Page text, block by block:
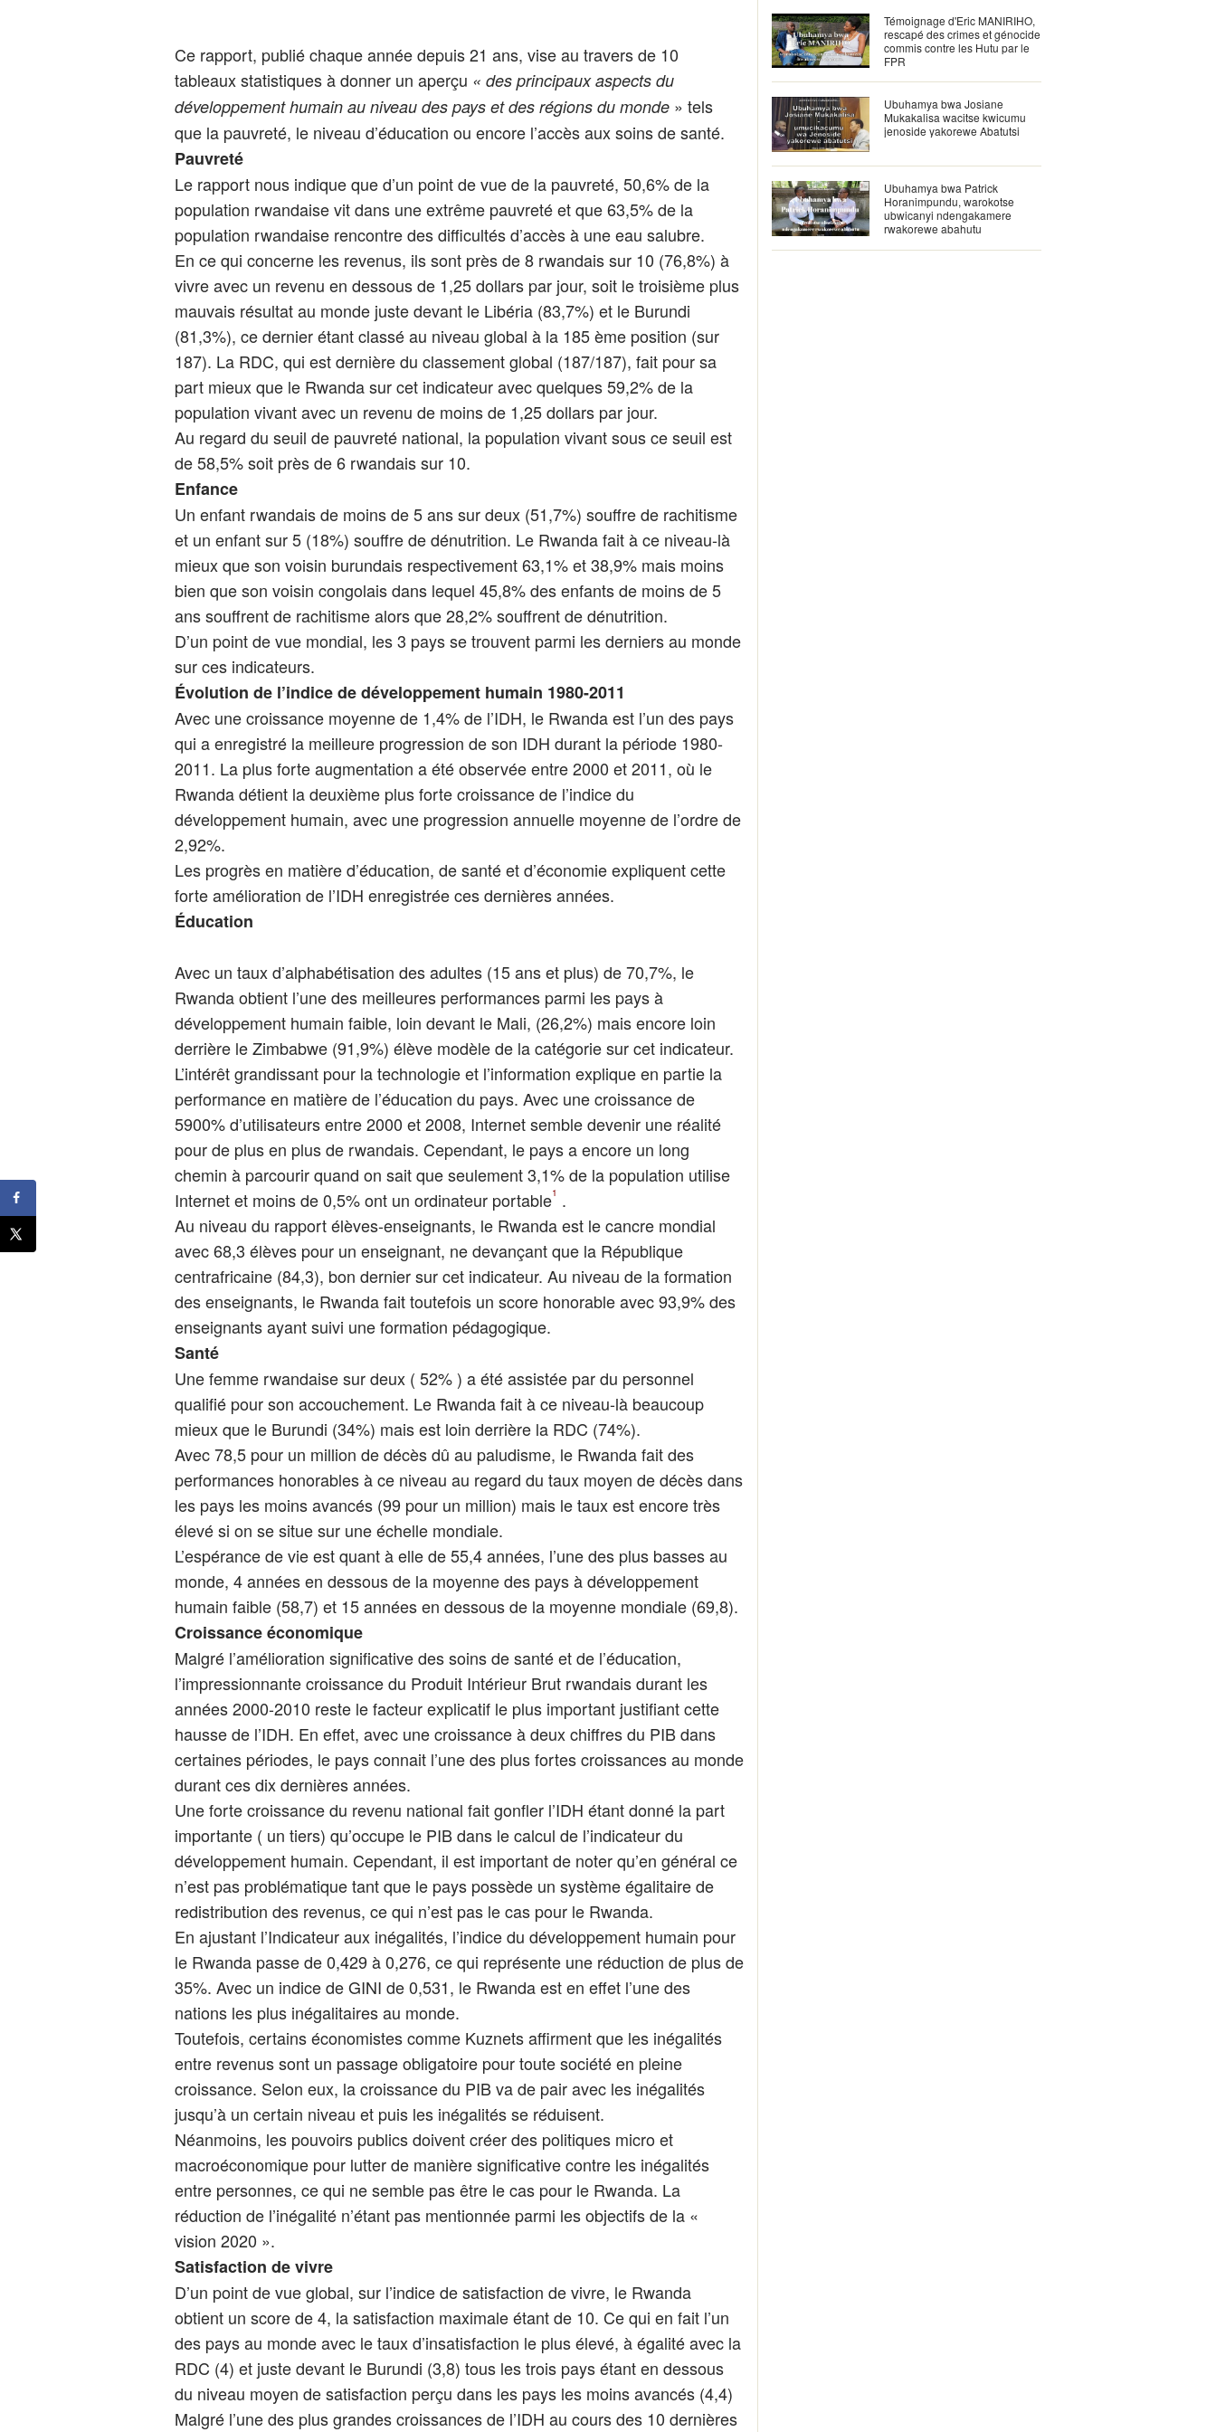
Ce rapport, publié chaque année depuis 21 ans, vise au travers de 10
tableaux statistiques à donner un aperçu « des principaux aspects du
développement humain au niveau des pays et des régions du monde » tels
que la pauvreté, le niveau d’éducation ou encore l’accès aux soins de santé.
Pauvreté
Le rapport nous indique que d’un point de vue de la pauvreté, 50,6% de la
population rwandaise vit dans une extrême pauvreté et que 63,5% de la
population rwandaise rencontre des difficultés d’accès à une eau salubre.
En ce qui concerne les revenus, ils sont près de 8 rwandais sur 10 (76,8%) à
vivre avec un revenu en dessous de 1,25 dollars par jour, soit le troisième plus
mauvais résultat au monde juste devant le Libéria (83,7%) et le Burundi
(81,3%), ce dernier étant classé au niveau global à la 185 ème position (sur
187). La RDC, qui est dernière du classement global (187/187), fait pour sa
part mieux que le Rwanda sur cet indicateur avec quelques 59,2% de la
population vivant avec un revenu de moins de 1,25 dollars par jour.
Au regard du seuil de pauvreté national, la population vivant sous ce seuil est
de 58,5% soit près de 6 rwandais sur 10.
Enfance
Un enfant rwandais de moins de 5 ans sur deux (51,7%) souffre de rachitisme
et un enfant sur 5 (18%) souffre de dénutrition. Le Rwanda fait à ce niveau-là
mieux que son voisin burundais respectivement 63,1% et 38,9% mais moins
bien que son voisin congolais dans lequel 45,8% des enfants de moins de 5
ans souffrent de rachitisme alors que 28,2% souffrent de dénutrition.
D’un point de vue mondial, les 3 pays se trouvent parmi les derniers au monde
sur ces indicateurs.
Évolution de l’indice de développement humain 1980-2011
Avec une croissance moyenne de 1,4% de l’IDH, le Rwanda est l’un des pays
qui a enregistré la meilleure progression de son IDH durant la période 1980-
2011. La plus forte augmentation a été observée entre 2000 et 2011, où le
Rwanda détient la deuxième plus forte croissance de l’indice du
développement humain, avec une progression annuelle moyenne de l’ordre de
2,92%.
Les progrès en matière d’éducation, de santé et d’économie expliquent cette
forte amélioration de l’IDH enregistrée ces dernières années.
Éducation
Avec un taux d’alphabétisation des adultes (15 ans et plus) de 70,7%, le
Rwanda obtient l’une des meilleures performances parmi les pays à
développement humain faible, loin devant le Mali, (26,2%) mais encore loin
derrière le Zimbabwe (91,9%) élève modèle de la catégorie sur cet indicateur.
L’intérêt grandissant pour la technologie et l’information explique en partie la
performance en matière de l’éducation du pays. Avec une croissance de
5900% d’utilisateurs entre 2000 et 2008, Internet semble devenir une réalité
pour de plus en plus de rwandais. Cependant, le pays a encore un long
chemin à parcourir quand on sait que seulement 3,1% de la population utilise
Internet et moins de 0,5% ont un ordinateur portable1 .
Au niveau du rapport élèves-enseignants, le Rwanda est le cancre mondial
avec 68,3 élèves pour un enseignant, ne devançant que la République
centrafricaine (84,3), bon dernier sur cet indicateur. Au niveau de la formation
des enseignants, le Rwanda fait toutefois un score honorable avec 93,9% des
enseignants ayant suivi une formation pédagogique.
Santé
Une femme rwandaise sur deux ( 52% ) a été assistée par du personnel
qualifié pour son accouchement. Le Rwanda fait à ce niveau-là beaucoup
mieux que le Burundi (34%) mais est loin derrière la RDC (74%).
Avec 78,5 pour un million de décès dû au paludisme, le Rwanda fait des
performances honorables à ce niveau au regard du taux moyen de décès dans
les pays les moins avancés (99 pour un million) mais le taux est encore très
élevé si on se situe sur une échelle mondiale.
L’espérance de vie est quant à elle de 55,4 années, l’une des plus basses au
monde, 4 années en dessous de la moyenne des pays à développement
humain faible (58,7) et 15 années en dessous de la moyenne mondiale (69,8).
Croissance économique
Malgré l’amélioration significative des soins de santé et de l’éducation,
l’impressionnante croissance du Produit Intérieur Brut rwandais durant les
années 2000-2010 reste le facteur explicatif le plus important justifiant cette
hausse de l’IDH. En effet, avec une croissance à deux chiffres du PIB dans
certaines périodes, le pays connait l’une des plus fortes croissances au monde
durant ces dix dernières années.
Une forte croissance du revenu national fait gonfler l’IDH étant donné la part
importante ( un tiers) qu’occupe le PIB dans le calcul de l’indicateur du
développement humain. Cependant, il est important de noter qu’en général ce
n’est pas problématique tant que le pays possède un système égalitaire de
redistribution des revenus, ce qui n’est pas le cas pour le Rwanda.
En ajustant l’Indicateur aux inégalités, l’indice du développement humain pour
le Rwanda passe de 0,429 à 0,276, ce qui représente une réduction de plus de
35%. Avec un indice de GINI de 0,531, le Rwanda est en effet l’une des
nations les plus inégalitaires au monde.
Toutefois, certains économistes comme Kuznets affirment que les inégalités
entre revenus sont un passage obligatoire pour toute société en pleine
croissance. Selon eux, la croissance du PIB va de pair avec les inégalités
jusqu’à un certain niveau et puis les inégalités se réduisent.
Néanmoins, les pouvoirs publics doivent créer des politiques micro et
macroéconomique pour lutter de manière significative contre les inégalités
entre personnes, ce qui ne semble pas être le cas pour le Rwanda. La
réduction de l’inégalité n’étant pas mentionnée parmi les objectifs de la «
vision 2020 ».
Satisfaction de vivre
D’un point de vue global, sur l’indice de satisfaction de vivre, le Rwanda
obtient un score de 4, la satisfaction maximale étant de 10. Ce qui en fait l’un
des pays au monde avec le taux d’insatisfaction le plus élevé, à égalité avec la
RDC (4) et juste devant le Burundi (3,8) tous les trois pays étant en dessous
du niveau moyen de satisfaction perçu dans les pays les moins avancés (4,4)
Malgré l’une des plus grandes croissances de l’IDH au cours des 10 dernières
Témoignage d'Eric MANIRIHO,
rescapé des crimes et génocide
commis contre les Hutu par le
FPR
Ubuhamya bwa Josiane
Mukakalisa wacitse kwicumu
jenoside yakorewe Abatutsi
Ubuhamya bwa Patrick
Horanimpundu, warokotse
ubwicanyi ndengakamere
rwakorewe abahutu